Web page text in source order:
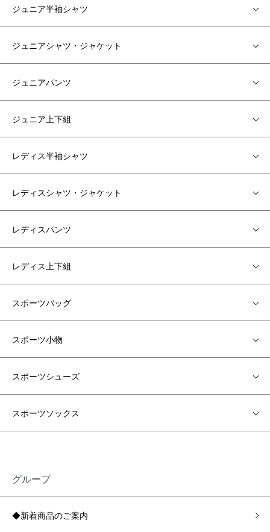
ジュニア半袖シャツ
ジュニアシャツ・ジャケット
ジュニアパンツ
ジュニア上下組
レディス半袖シャツ
レディスシャツ・ジャケット
レディスパンツ
レディス上下組
スポーツバッグ
スポーツ小物
スポーツシューズ
スポーツソックス
グループ
◆新着商品のご案内